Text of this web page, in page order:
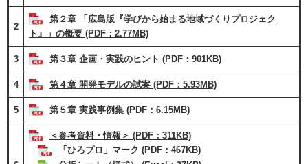
2
第２章 「広島版『学びから始まる地域づくりプロジェク
ト』」の概要 (PDF：2.77MB)
3 第３章 企画・実践のヒント (PDF：901KB)
4 第４章 開発モデルの試案 (PDF：5.93MB)
5 第５章 実践事例集 (PDF：6.15MB)
＜参考資料・情報＞ (PDF：311KB)
「ひろプロ」マーク (PDF：467KB)